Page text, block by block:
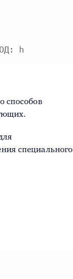
h
способов
специального